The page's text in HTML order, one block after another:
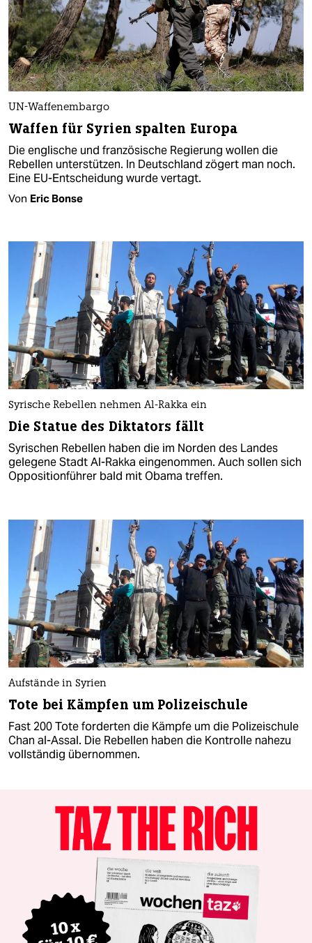
UN-Waffenembargo
Waffen für Syrien spalten Europa
Die englische und französische Regierung wollen die
Rebellen unterstützen. In Deutschland zögert man noch.
Eine EU-Entscheidung wurde vertagt.
Von Eric Bonse
Syrische Rebellen nehmen Al-Rakka ein
Die Statue des Diktators fällt
Syrischen Rebellen haben die im Norden des Landes
gelegene Stadt Al-Rakka eingenommen. Auch sollen sich
Oppositionführer bald mit Obama treffen.
Aufstände in Syrien
Tote bei Kämpfen um Polizeischule
Fast 200 Tote forderten die Kämpfe um die Polizeischule
Chan al-Assal. Die Rebellen haben die Kontrolle nahezu
vollständig übernommen.